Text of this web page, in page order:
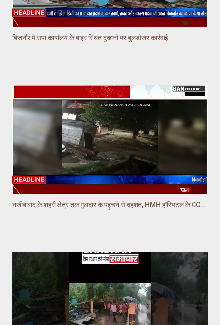
बिजनौर मे सपा कार्यालय के बाहर स्थित दुकानों पर बुलडोजर कार्रवाई
नजीबाबाद के शहरी क्षेत्र तक गुलदार के पहुंचने से दहशत, HMH हॉस्पिटल के CCTV में गुलदार कैद